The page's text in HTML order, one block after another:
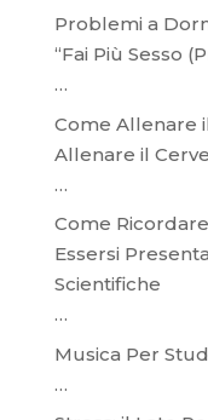
Problemi a
“Fai Più Sesso
…
Come Allenare
Allenare il
…
Come
Essersi
Scientifiche
…
Musica Per
…